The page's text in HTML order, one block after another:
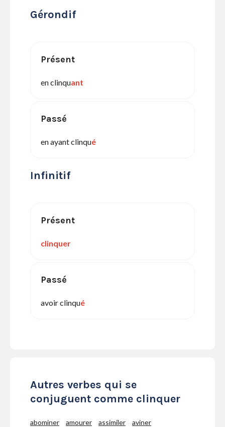
Gérondif
Présent
en clinquant
Passé
en ayant clinqué
Infinitif
Présent
clinquer
Passé
avoir clinqué
Autres verbes qui se
conjuguent comme clinquer
abominer amourer assimiler
aviner